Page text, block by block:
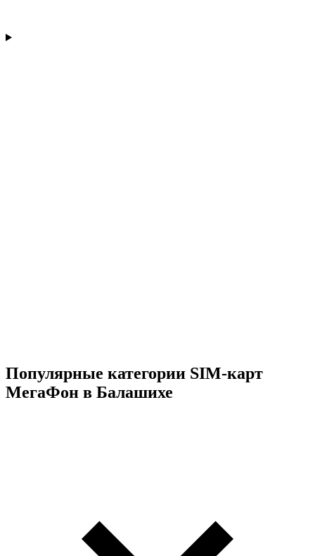
Популярные категории SIM-карт
МегаФон в Балашихе